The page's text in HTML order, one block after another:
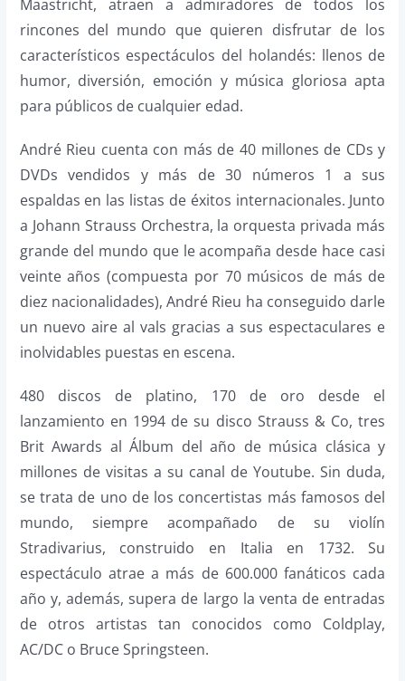
Maastricht, atraen a admiradores de todos los
rincones del mundo que quieren disfrutar de los
característicos espectáculos del holandés: llenos de
humor, diversión, emoción y música gloriosa apta
para públicos de cualquier edad.
André Rieu cuenta con más de 40 millones de CDs y
DVDs vendidos y más de 30 números 1 a sus
espaldas en las listas de éxitos internacionales. Junto
a Johann Strauss Orchestra, la orquesta privada más
grande del mundo que le acompaña desde hace casi
veinte años (compuesta por 70 músicos de más de
diez nacionalidades), André Rieu ha conseguido darle
un nuevo aire al vals gracias a sus espectaculares e
inolvidables puestas en escena.
480 discos de platino, 170 de oro desde el
lanzamiento en 1994 de su disco Strauss & Co, tres
Brit Awards al Álbum del año de música clásica y
millones de visitas a su canal de Youtube. Sin duda,
se trata de uno de los concertistas más famosos del
mundo, siempre acompañado de su violín
Stradivarius, construido en Italia en 1732. Su
espectáculo atrae a más de 600.000 fanáticos cada
año y, además, supera de largo la venta de entradas
de otros artistas tan conocidos como Coldplay,
AC/DC o Bruce Springsteen.